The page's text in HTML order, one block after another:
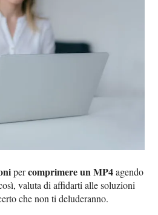
percomprimere un MP4agendo
valuta di affidarti alle soluzioni
che non ti deluderanno.